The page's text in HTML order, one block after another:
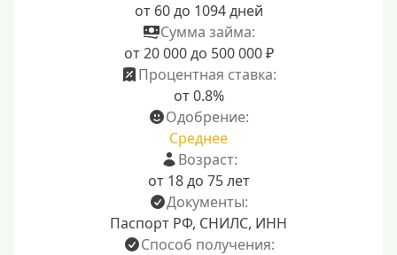
от 60 до 1094 дней
Сумма займа:
от 20 000 до 500 000 ₽
Процентная ставка:
от 0.8%
Одобрение:
Среднее
Возраст:
от 18 до 75 лет
Документы:
Паспорт РФ, СНИЛС, ИНН
Способ получения: